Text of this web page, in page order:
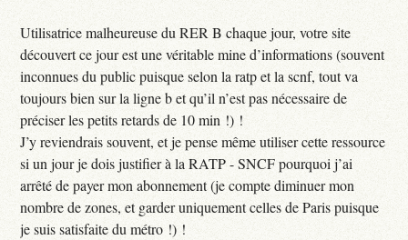
Utilisatrice malheureuse du RER B chaque jour, votre site
découvert ce jour est une véritable mine d’informations (souvent
inconnues du public puisque selon la ratp et la scnf, tout va
toujours bien sur la ligne b et qu’il n’est pas nécessaire de
préciser les petits retards de 10 min !) !
J’y reviendrais souvent, et je pense même utiliser cette ressource
si un jour je dois justifier à la RATP - SNCF pourquoi j’ai
arrêté de payer mon abonnement (je compte diminuer mon
nombre de zones, et garder uniquement celles de Paris puisque
je suis satisfaite du métro !) !